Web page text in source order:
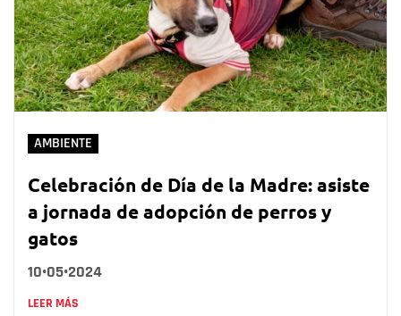
AMBIENTE
Celebración de Día de la Madre: asiste
a jornada de adopción de perros y
gatos
10•05•2024
LEER MÁS